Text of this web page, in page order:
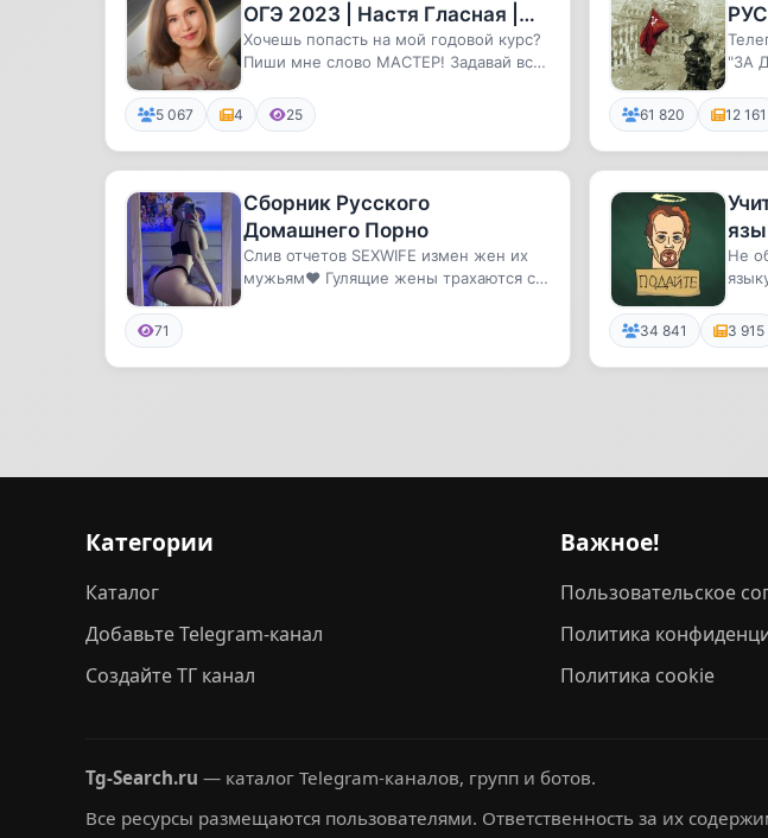
ОГЭ 2023 | Настя Гласная |
Умскул
Хочешь попасть на мой годовой курс?
Пиши мне слово МАСТЕР! Задавай все
5 067 4 25
"ЗА
В...
61 820 12 161
Сборник Русского
Домашнего Порно
Слив отчетов SEXWIFE измен жен их
мужьям❤️ Гулящие жены трахаются с
71
Не
34 841 3 915
Категории
Каталог
Добавьте Telegram-канал
Создайте ТГ канал
Важное!
Пользовательское
Политика
Политика cookie
Tg-Search.ru — каталог Telegram-каналов, групп и ботов.
Все ресурсы размещаются пользователями. Ответственность за их